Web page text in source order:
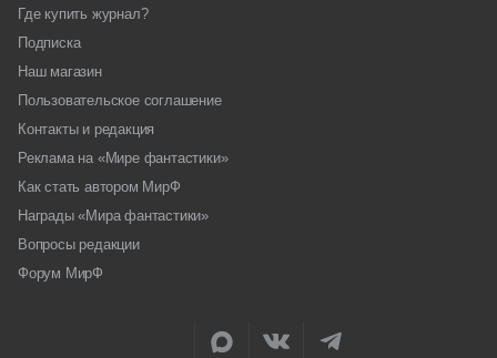
Где купить журнал?
Подписка
Наш магазин
Пользовательское соглашение
Контакты и редакция
Реклама на «Мире фантастики»
Как стать автором МирФ
Награды «Мира фантастики»
Вопросы редакции
Форум МирФ